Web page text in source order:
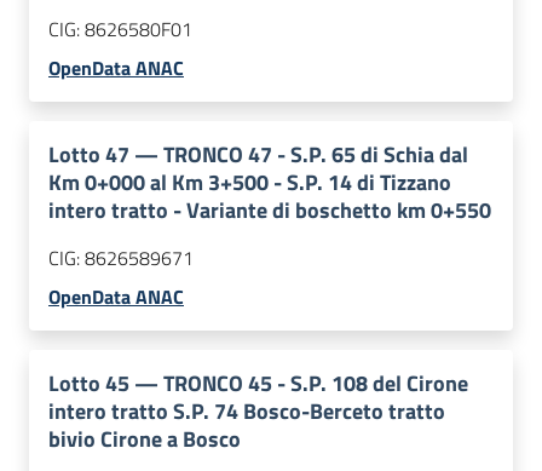
CIG:8626580F01
OpenData ANAC
Lotto47 —TRONCO 47 - S.P. 65 di Schia dal
Km 0+000 al Km 3+500 - S.P. 14 di Tizzano
intero tratto - Variante di boschetto km 0+550
CIG:8626589671
OpenData ANAC
Lotto45—TRONCO 45 - S.P. 108 del Cirone
intero tratto S.P. 74 Bosco-Berceto tratto
bivio Cirone a Bosco